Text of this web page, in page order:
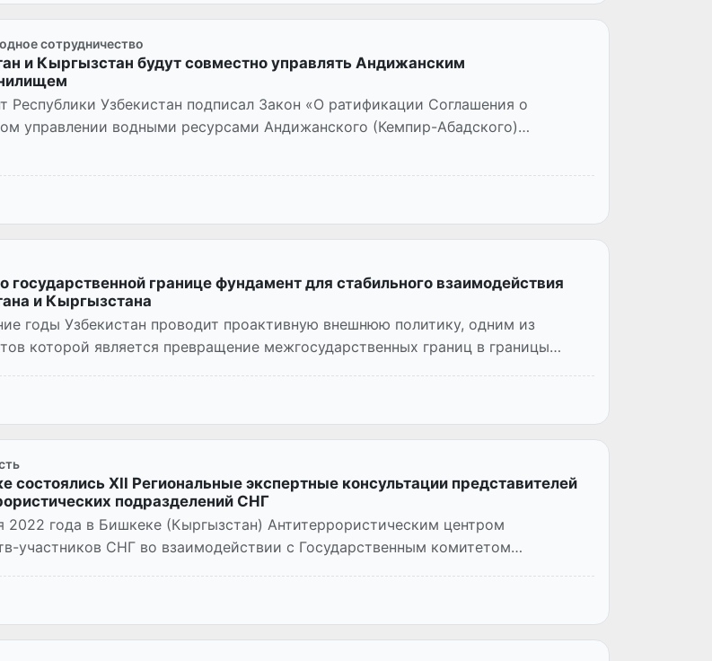
сотрудничество
и Кыргызстан будут совместно управлять Андижанским
Республики Узбекистан подписал Закон «О ратификации Соглашения о
управлении водными ресурсами Андижанского (Кемпир-Абадского)
государственной границе фундамент для стабильного взаимодействия
и Кыргызстана
годы Узбекистан проводит проактивную внешнюю политику, одним из
которой является превращение межгосударственных границ в границы
состоялись XII Региональные экспертные консультации представителей
подразделений СНГ
2022 года в Бишкеке (Кыргызстан) Антитеррористическим центром
участников СНГ во взаимодействии с Государственным комитетом